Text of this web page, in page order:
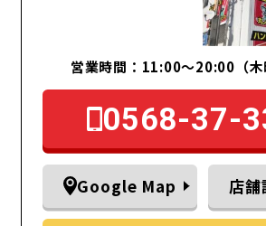
営業時間：11:00～20:00（木
0568-37-
Google Map 店舗